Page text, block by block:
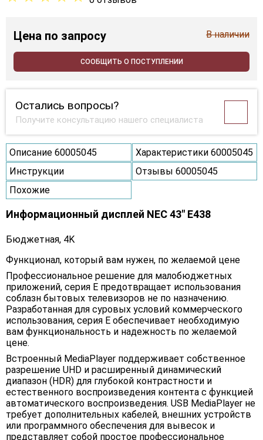
Цена по запросу В наличии
СООБЩИТЬ О ПОСТУПЛЕНИИ
Остались вопросы?
Получите консультацию нашего специалиста
Описание 60005045
Характеристики 60005045
Инструкции
Отзывы 60005045
Похожие
Информационный дисплей NEC 43" E438
Бюджетная, 4K
Функционал, который вам нужен, по желаемой цене
Профессиональное решение для малобюджетных
приложений, серия E предотвращает использования
соблазн бытовых телевизоров не по назначению.
Разработанная для суровых условий коммерческого
использования, серия E обеспечивает необходимую
вам функциональность и надежность по желаемой
цене.
Встроенный MediaPlayer поддерживает собственное
разрешение UHD и расширенный динамический
диапазон (HDR) для глубокой контрастности и
естественного воспроизведения контента с функцией
автоматического воспроизведения. USB MediaPlayer не
требует дополнительных кабелей, внешних устройств
или программного обеспечения для вывесок и
представляет собой простое профессиональное